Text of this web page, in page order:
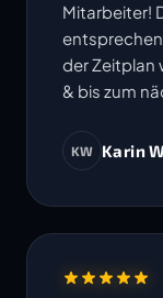
Mitarbeiter!
der Zeitplan
& bis zum
KW Karin